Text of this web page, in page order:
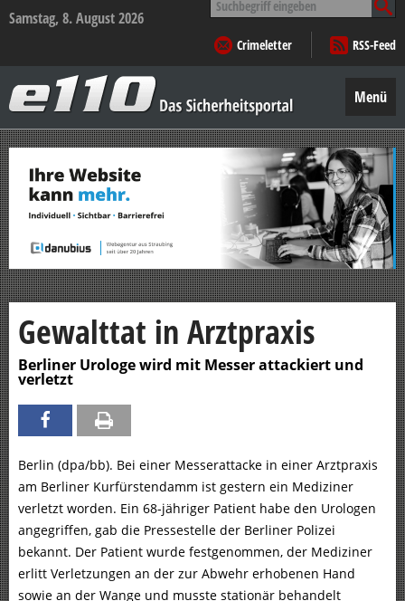
Samstag, 8. August 2026
nach:
Crimeletter
RSS-Feed
–
Das
Sicherheitsportal
Menü
Zum
Inhalt
springen
Gewalttat in Arztpraxis
Berliner Urologe wird mit Messer attackiert und
verletzt
Berlin (dpa/bb). Bei einer Messerattacke in einer Arztpraxis
am Berliner Kurfürstendamm ist gestern ein Mediziner
verletzt worden. Ein 68-jähriger Patient habe den Urologen
angegriffen, gab die Pressestelle der Berliner Polizei
bekannt. Der Patient wurde festgenommen, der Mediziner
erlitt Verletzungen an der zur Abwehr erhobenen Hand
sowie an der Wange und musste stationär behandelt